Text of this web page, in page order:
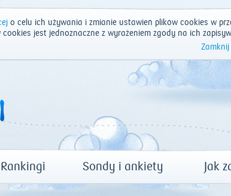
o celu ich używania i zmianie ustawień plików cookies w
jest jednoznaczne z wyrażeniem zgody na ich
Zamknij
Rankingi Sondy i ankiety Jak